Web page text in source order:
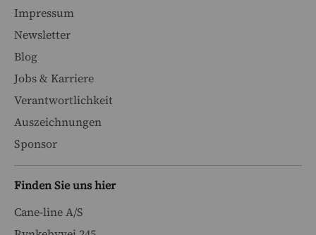
Impressum
Newsletter
Blog
Jobs & Karriere
Verantwortlichkeit
Auszeichnungen
Sponsor
Finden Sie uns hier
Cane-line A/S